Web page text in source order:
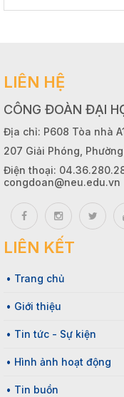
LIÊN HỆ
CÔNG ĐOÀN ĐẠI
Địa chỉ: P608 Tòa nhà
207 Giải Phóng,
Điện thoại:
congdoan@neu.edu.vn
LIÊN KẾT
• Trang chủ
• Giới thiệu
• Tin tức - Sự kiện
• Hình ảnh hoạt động
• Tin buồn